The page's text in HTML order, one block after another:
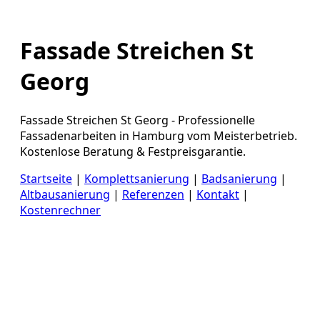
Fassade Streichen St
Georg
Fassade Streichen St Georg - Professionelle
Fassadenarbeiten in Hamburg vom Meisterbetrieb.
Kostenlose Beratung & Festpreisgarantie.
Startseite | Komplettsanierung | Badsanierung |
Altbausanierung | Referenzen | Kontakt |
Kostenrechner